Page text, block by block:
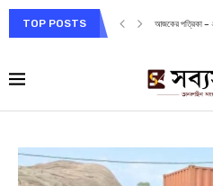
TOP POSTS আজকের পত্রিকা –